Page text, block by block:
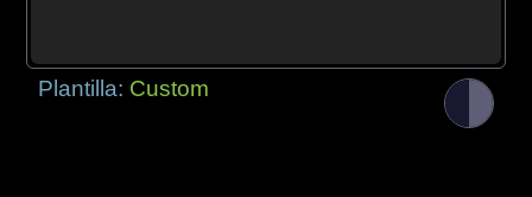
Plantilla: Custom